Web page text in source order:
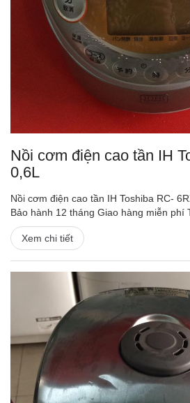
Nồi cơm điện cao tần IH
0,6L
Nồi cơm điện cao tần IH Toshiba RC-
Bảo hành 12 tháng Giao hàng miễn phí
Xem chi tiết